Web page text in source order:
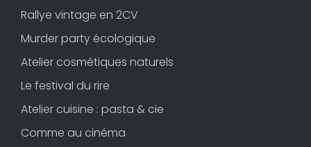
Rallye vintage en 2CV
Murder party écologique
Atelier cosmétiques naturels
Le festival du rire
Atelier cuisine : pasta & cie
Comme au cinéma